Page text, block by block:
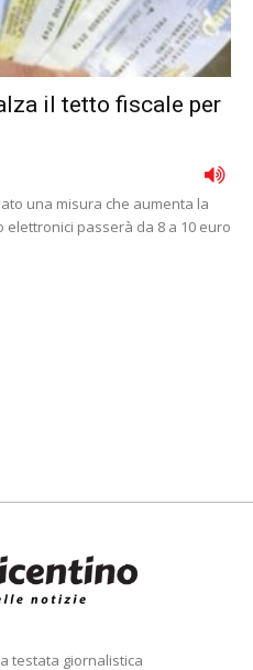
il tetto fiscale per
una misura che aumenta la
passerà da 8 a 10 euro
testata giornalistica